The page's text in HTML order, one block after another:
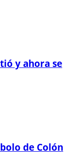
y ahora se
de Colón